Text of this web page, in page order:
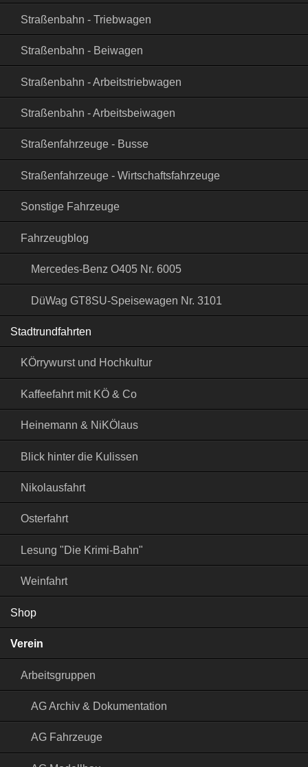
Straßenbahn - Triebwagen
Straßenbahn - Beiwagen
Straßenbahn - Arbeitstriebwagen
Straßenbahn - Arbeitsbeiwagen
Straßenfahrzeuge - Busse
Straßenfahrzeuge - Wirtschaftsfahrzeuge
Sonstige Fahrzeuge
Fahrzeugblog
Mercedes-Benz O405 Nr. 6005
DüWag GT8SU-Speisewagen Nr. 3101
Stadtrundfahrten
KÖrrywurst und Hochkultur
Kaffeefahrt mit KÖ & Co
Heinemann & NiKÖlaus
Blick hinter die Kulissen
Nikolausfahrt
Osterfahrt
Lesung "Die Krimi-Bahn"
Weinfahrt
Shop
Verein
Arbeitsgruppen
AG Archiv & Dokumentation
AG Fahrzeuge